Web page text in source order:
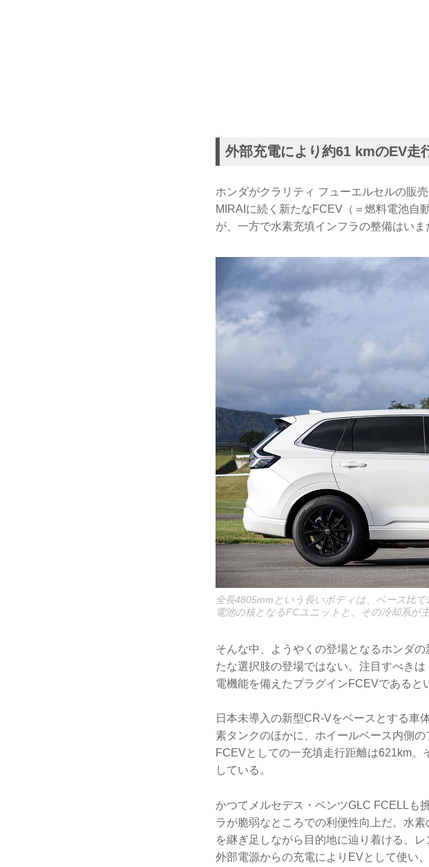
外部充電により約61 kmのEV走
ホンダがクラリティ フューエルセルの販
MIRAIに続く新たなFCEV（＝燃料電池自
が、一方で水素充填インフラの整備はい
全長4805mmという長いボディは、ベース比
電池の核となるFCユニットと、その冷却系が主
そんな中、ようやくの登場となるホンダ
たな選択肢の登場ではない。注目すべき
電機能を備えたプラグインFCEVであると
日本未導入の新型CR-Vをベースとする車
素タンクのほかに、ホイールベース内側
FCEVとしての一充填走行距離は621km
している。
かつてメルセデス・ベンツGLC FCELLも
ラが脆弱なところでの利便性向上だ。水
を継ぎ足しながら目的地に辿り着ける、
外部電源からの充電によりEVとして使い